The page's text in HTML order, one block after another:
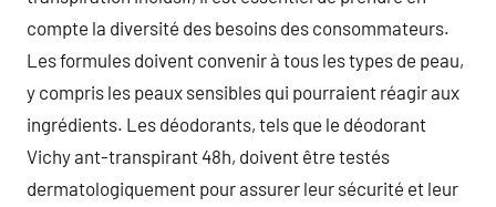
compte la diversité des besoins des consommateurs.
Les formules doivent convenir à tous les types de peau,
y compris les peaux sensibles qui pourraient réagir aux
ingrédients. Les déodorants, tels que le déodorant
Vichy ant-transpirant 48h, doivent être testés
dermatologiquement pour assurer leur sécurité et leur